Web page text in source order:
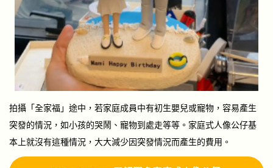
拍攝「全家福」途中，若家庭成員中有初生嬰兒或寵物，容易產生
突發的情況，如小孩的哭鬧、寵物到處走等等。家庭式人像公仔基
本上就沒有這種情況，大大減少因突發情況而產生的費用。